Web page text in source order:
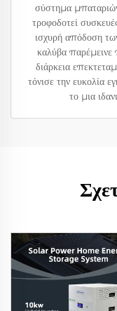
σύστημα
τροφοδοτεί
ισχυρή απόδοση
καλύβα παρέμεινε
διάρκεια
τόνισε την ευκολία
το μια